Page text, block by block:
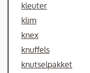
kleuter
klim
knex
knuffels
knutselpakket